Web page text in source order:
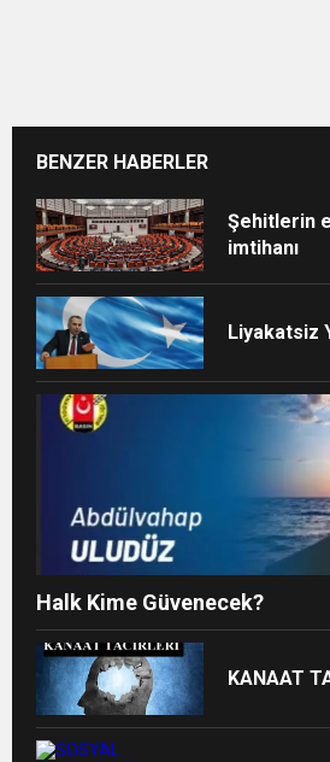
BENZER HABERLER
Şehitlerin
imtihanı
Liyakatsiz
Halk Kime Güvenecek?
KANAAT